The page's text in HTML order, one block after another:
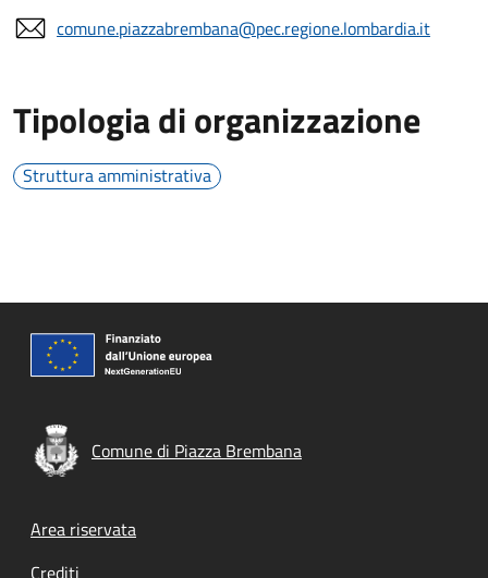
comune.piazzabrembana@pec.regione.lombardia.it
Tipologia di organizzazione
Struttura amministrativa
Comune di Piazza Brembana
Footer menu
Area riservata